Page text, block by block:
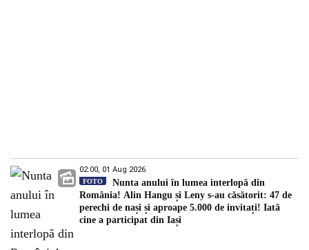
02:00, 01 Aug 2026
FOTO
Nunta anului în lumea interlopă din
România! Alin Hangu și Leny s-au căsătorit: 47 de
perechi de nași și aproape 5.000 de invitați! Iată
cine a participat din Iași